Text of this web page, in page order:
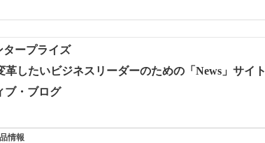
タープライズ
したいビジネスリーダーのための「News」サイト
ブ・ブログ
情報